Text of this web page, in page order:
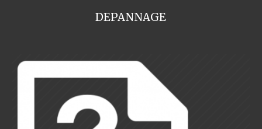
DEPANNAGE